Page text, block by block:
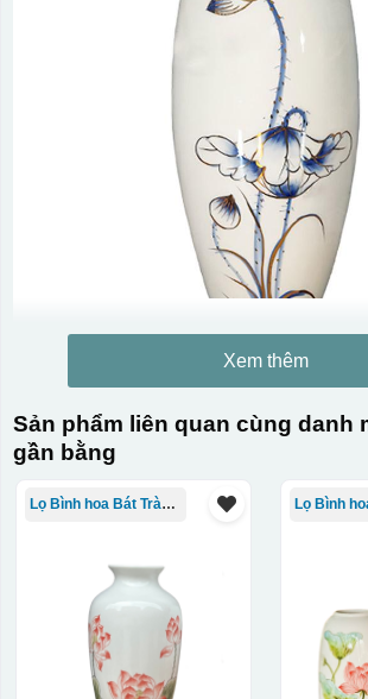
Xem thêm
Sản phẩm liên quan cùng danh
gần bằng
Lọ Bình hoa Bát Tràng in logo